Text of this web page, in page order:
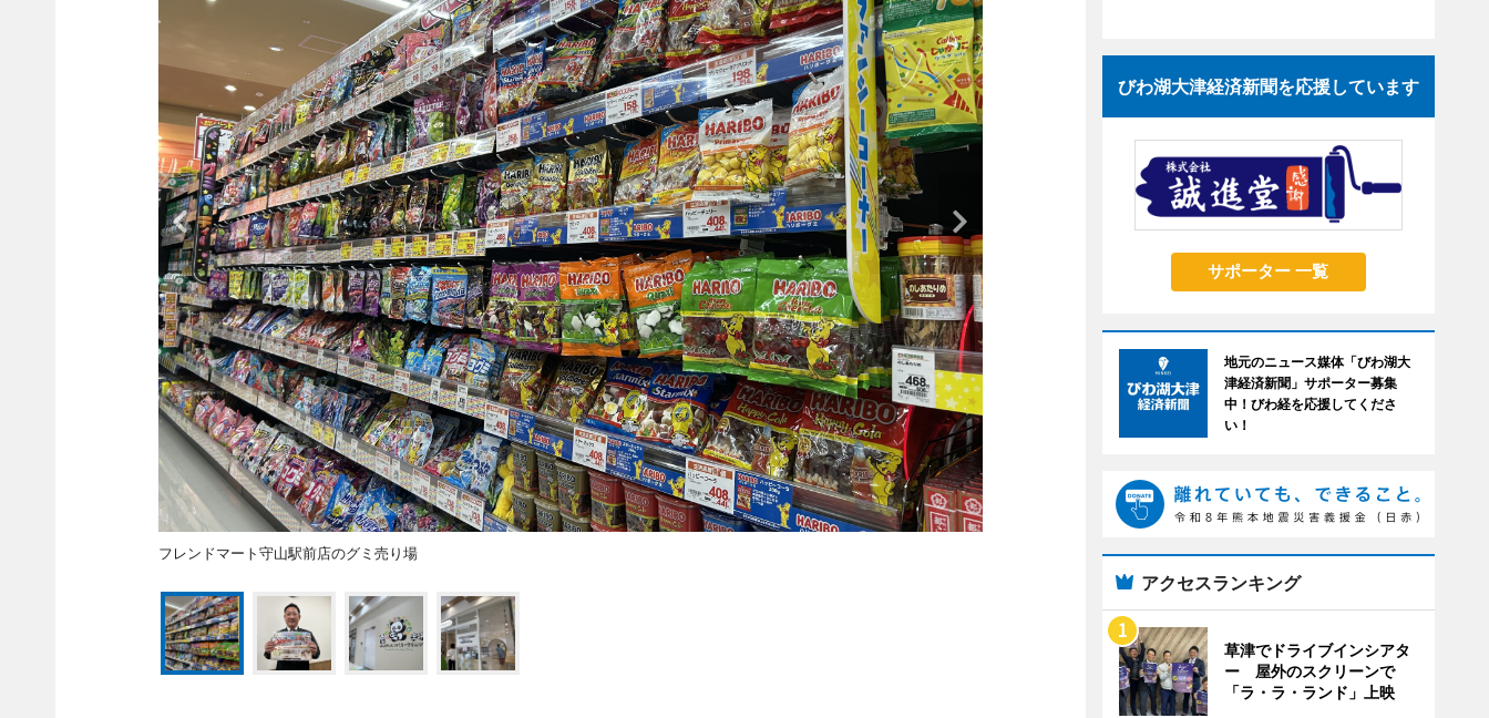
フレンドマート守山駅前店のグミ売り場
びわ湖大津経済新聞を応援しています
サポーター 一覧
地元のニュース媒体「びわ湖大
津経済新聞」サポーター募集
中！びわ経を応援してくださ
い！
アクセスランキング
草津でドライブインシアタ
ー 屋外のスクリーンで
「ラ・ラ・ランド」上映